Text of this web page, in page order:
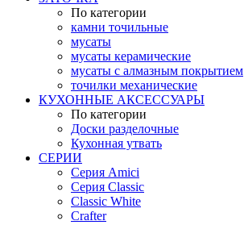
По категории
камни точильные
мусаты
мусаты керамические
мусаты с алмазным покрытием
точилки механические
КУХОННЫЕ АКСЕССУАРЫ
По категории
Доски разделочные
Кухонная утвать
СЕРИИ
Серия Amici
Серия Classic
Classic White
Crafter